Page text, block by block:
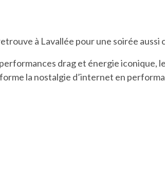
à Lavallée pour une soirée
drag et énergie
la nostalgie d’internet en